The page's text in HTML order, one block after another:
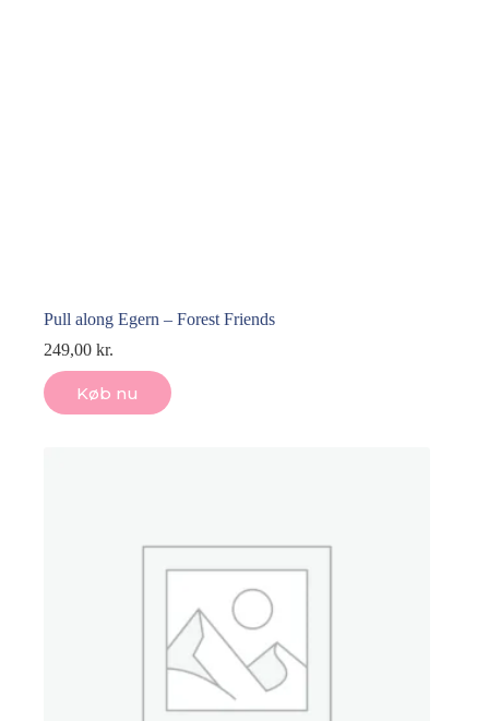
Pull along Egern – Forest Friends
249,00 kr.
Køb nu